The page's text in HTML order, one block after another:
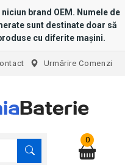
brand OEM. Numele de
sunt destinate doar să
cu diferite mașini.
Urmărire Comenzi
0